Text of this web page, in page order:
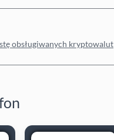
obsługiwanych kryptowalut